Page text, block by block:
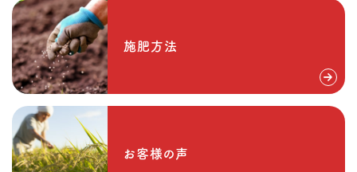
施肥方法
お客様の声